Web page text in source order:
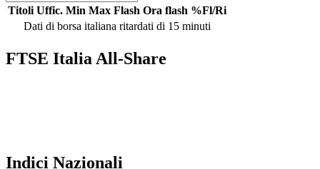
Titoli Uffic. Min Max Flash Ora flash %Fl/Ri
Dati di borsa italiana ritardati di 15 minuti
FTSE Italia All-Share
Indici Nazionali